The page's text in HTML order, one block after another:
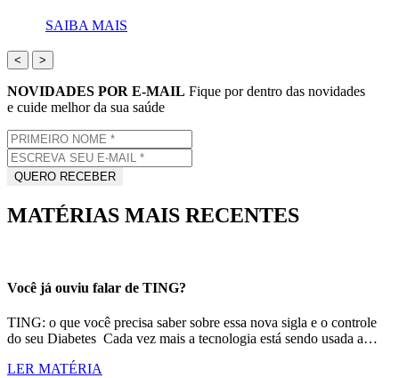
SAIBA MAIS
< >
NOVIDADES POR E-MAIL Fique por dentro das novidades
e cuide melhor da sua saúde
MATÉRIAS MAIS RECENTES
Você já ouviu falar de TING?
TING: o que você precisa saber sobre essa nova sigla e o controle
do seu Diabetes Cada vez mais a tecnologia está sendo usada a…
LER MATÉRIA